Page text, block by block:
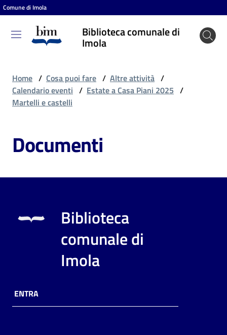
Vai al contenuto
Vai alla navigazione
Vai al footer
Comune di Imola
Biblioteca comunale di
Imola
Biblioteca
comunale
Cosa
fare
Scopri
online
Home / Cosa puoi fare / Altre attività /
Calendario eventi / Estate a Casa Piani 2025 /
Martelli e castelli
Documenti
Biblioteca
comunale di
Imola
ENTRA